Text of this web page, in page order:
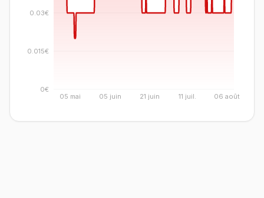
05 mai 05 juin 21 juin 11 juil. 06 août
0€
0.015€
0.03€